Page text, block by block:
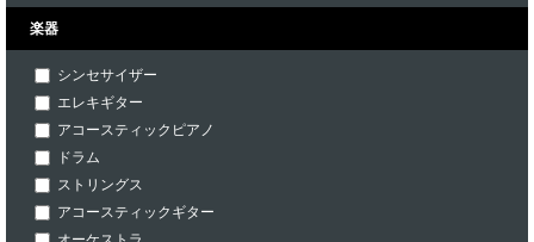
楽器
シンセサイザー
エレキギター
アコースティックピアノ
ドラム
ストリングス
アコースティックギター